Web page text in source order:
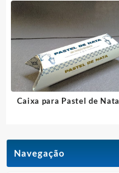
Navegação
Caixa para Pastel de Nata